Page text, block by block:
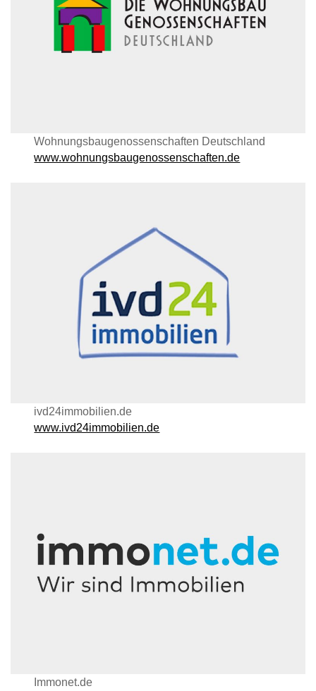
Wohnungsbaugenossenschaften Deutschland
www.wohnungsbaugenossenschaften.de
ivd24immobilien.de
www.ivd24immobilien.de
Immonet.de